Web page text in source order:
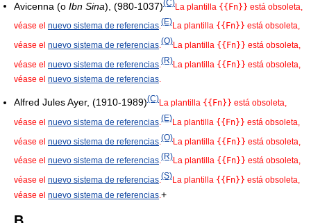
Avicenna (o Ibn Sina), (980-1037)(C)La plantilla {{Fn}} está obsoleta,
véase el nuevo sistema de referencias.(E)La plantilla {{Fn}} está obsoleta,
véase el nuevo sistema de referencias (O)La plantilla {{Fn}} está obsoleta,
véase el nuevo sistema de referencias (R)La plantilla {{Fn}} está obsoleta,
véase el nuevo sistema de referencias.
Alfred Jules Ayer, (1910-1989)(C)La plantilla {{Fn}} está obsoleta,
véase el nuevo sistema de referencias (E)La plantilla {{Fn}} está obsoleta,
véase el nuevo sistema de referencias (O)La plantilla {{Fn}} está obsoleta,
véase el nuevo sistema de referencias.(R)La plantilla {{Fn}} está obsoleta,
véase el nuevo sistema de referencias (S)La plantilla {{Fn}} está obsoleta,
véase el nuevo sistema de referencias +